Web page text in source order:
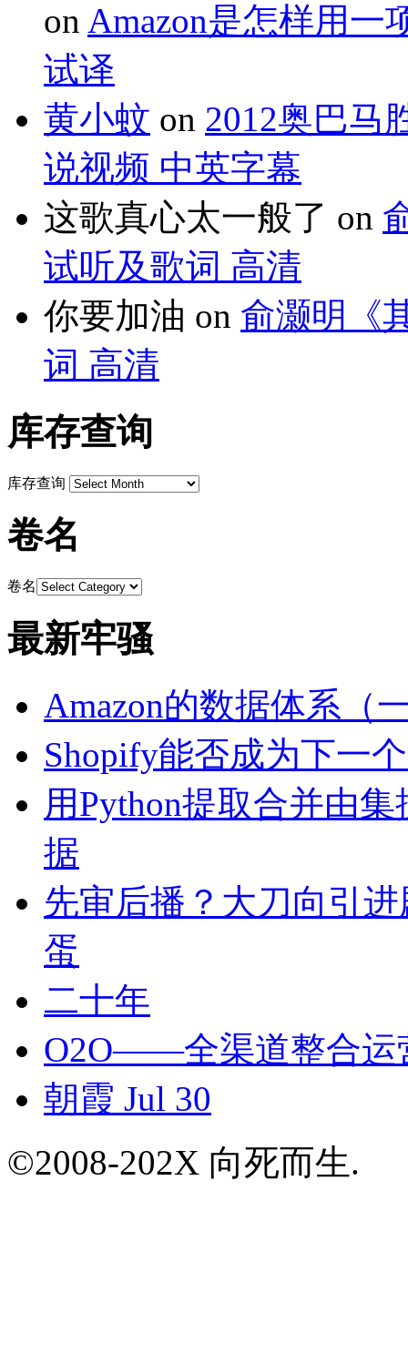
on Amazon是怎样用一
试译
黄小蚊 on 2012奥巴马
说视频 中英字幕
这歌真心太一般了 on
试听及歌词 高清
你要加油 on 俞灏明《
词 高清
库存查询
库存查询
卷名
卷名
最新牢骚
Amazon的数据体系（
Shopify能否成为下一
用Python提取合并由
据
先审后播？大刀向引
蛋
二十年
O2O——全渠道整合运
朝霞 Jul 30
©2008-202X 向死而生.